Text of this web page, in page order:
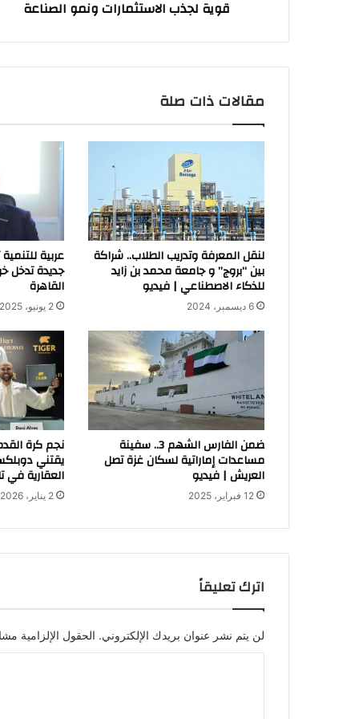
قوية لجذب الاستثمارات ونمو الصناعة
مقالات ذات صلة
لنقل المعرفة وتدريب الطلاب.. شراكة
بين “بروج” و جامعة محمد بن زايد
للذكاء الاصطناعي | فيديو
6 ديسمبر، 2024
عربية
جديدة تدخل
القاهرة
2 يونيو، 2025
ضمن الفارس الشهم 3.. سفينة
مساعدات إماراتية لسكان غزة تصل
العريش | فيديو
12 فبراير، 2025
نجم كرة
يقتني
العقارية في
2 يناير، 2026
اترك تعليقاً
لن يتم نشر عنوان بريدك الإلكتروني. الحقول الإلزامية